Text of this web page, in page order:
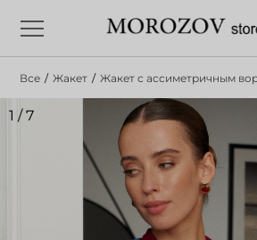
Все / Жакет / Жакет с ассиметричным
1 /7